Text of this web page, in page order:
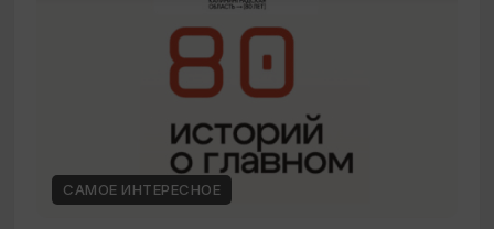
САМОЕ ИНТЕРЕСНОЕ